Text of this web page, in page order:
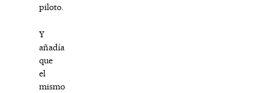
piloto.
Y
añadía
que
el
mismo